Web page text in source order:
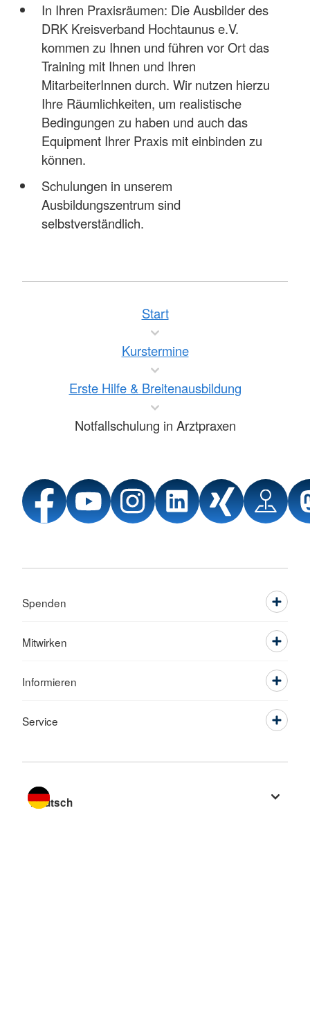
In Ihren Praxisräumen: Die Ausbilder des
DRK Kreisverband Hochtaunus e.V.
kommen zu Ihnen und führen vor Ort das
Training mit Ihnen und Ihren
MitarbeiterInnen durch. Wir nutzen hierzu
Ihre Räumlichkeiten, um realistische
Bedingungen zu haben und auch das
Equipment Ihrer Praxis mit einbinden zu
können.
Schulungen in unserem
Ausbildungszentrum sind
selbstverständlich.
Start
Kurstermine
Erste Hilfe & Breitenausbildung
Notfallschulung in Arztpraxen
Spenden
Mitwirken
Informieren
Service
Sprache wechseln zu